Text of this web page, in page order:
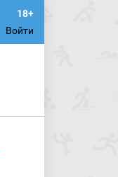
Войти